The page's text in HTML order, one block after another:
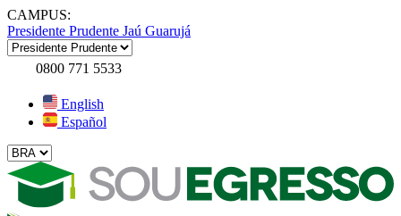
CAMPUS:
Presidente Prudente Jaú Guarujá
0800 771 5533
English
Español